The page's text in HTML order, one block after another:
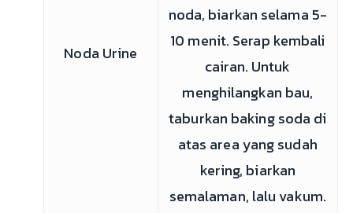
Noda Urine
noda, biarkan selama 5-
10 menit. Serap kembali
cairan. Untuk
menghilangkan bau,
taburkan baking soda di
atas area yang sudah
kering, biarkan
semalaman, lalu vakum.